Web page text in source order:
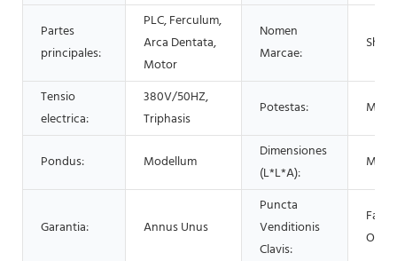
Partes
principales:
PLC, Ferculum,
Arca Dentata,
Motor
Nomen
Marcae:
Tensio
electrica:
380V/50HZ,
Triphasis
Potestas:
Pondus: Modellum
Dimensiones
(L*L*A):
Garantia: Annus Unus
Puncta
Venditionis
Clavis:
Facile